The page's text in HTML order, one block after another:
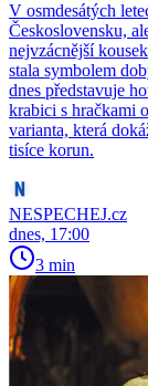
V osmdesátých
Československu,
nejvzácnější
stala symbolem
dnes představuje
krabici s hračkami
varianta, která
tisíce korun.
NESPECHEJ.cz
dnes, 17:00
3 min